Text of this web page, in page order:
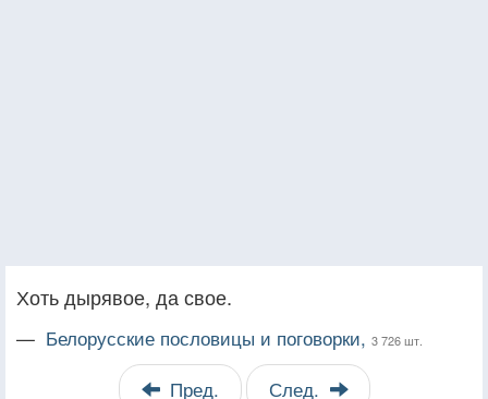
Хоть дырявое, да свое.
— Белорусские пословицы и поговорки, 3 726 шт.
Пред. След.